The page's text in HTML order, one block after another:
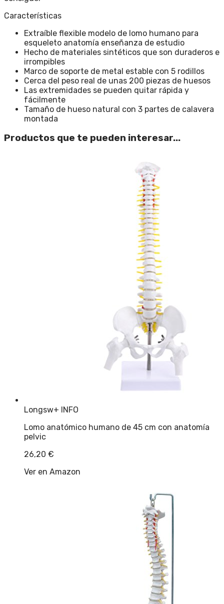
Características
Extraíble flexible modelo de lomo humano para
esqueleto anatomía enseñanza de estudio
Hecho de materiales sintéticos que son duraderos e
irrompibles
Marco de soporte de metal estable con 5 rodillos
Cerca del peso real de unas 200 piezas de huesos
Las extremidades se pueden quitar rápida y
fácilmente
Tamaño de hueso natural con 3 partes de calavera
montada
Productos que te pueden interesar...
Longsw+ INFO
Lomo anatómico humano de 45 cm con anatomía
pelvic
26,20 €
Ver en Amazon